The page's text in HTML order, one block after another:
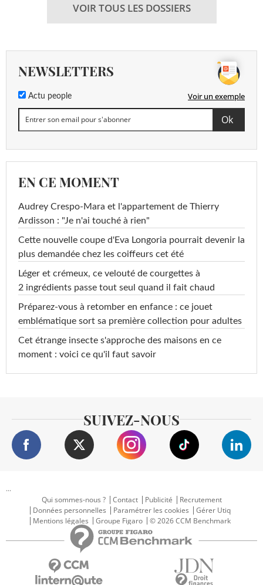
VOIR TOUS LES DOSSIERS
NEWSLETTERS
Actu people Voir un exemple
EN CE MOMENT
Audrey Crespo-Mara et l'appartement de Thierry
Ardisson : "Je n'ai touché à rien"
Cette nouvelle coupe d'Eva Longoria pourrait devenir la
plus demandée chez les coiffeurs cet été
Léger et crémeux, ce velouté de courgettes à
2 ingrédients passe tout seul quand il fait chaud
Préparez-vous à retomber en enfance : ce jouet
emblématique sort sa première collection pour adultes
Cet étrange insecte s'approche des maisons en ce
moment : voici ce qu'il faut savoir
SUIVEZ-NOUS
...
Qui sommes-nous ?
Contact Publicité
Recrutement
Données personnelles
Paramétrer les cookies
Gérer Utiq
Mentions légales
Groupe Figaro © 2026 CCM Benchmark